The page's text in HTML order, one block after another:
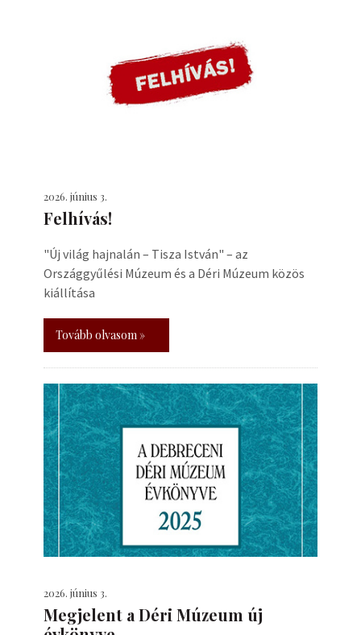
2026. június 3.
Felhívás!
"Új világ hajnalán – Tisza István" – az
Országgyűlési Múzeum és a Déri Múzeum közös
kiállítása
Tovább olvasom »
2026. június 3.
Megjelent a Déri Múzeum új